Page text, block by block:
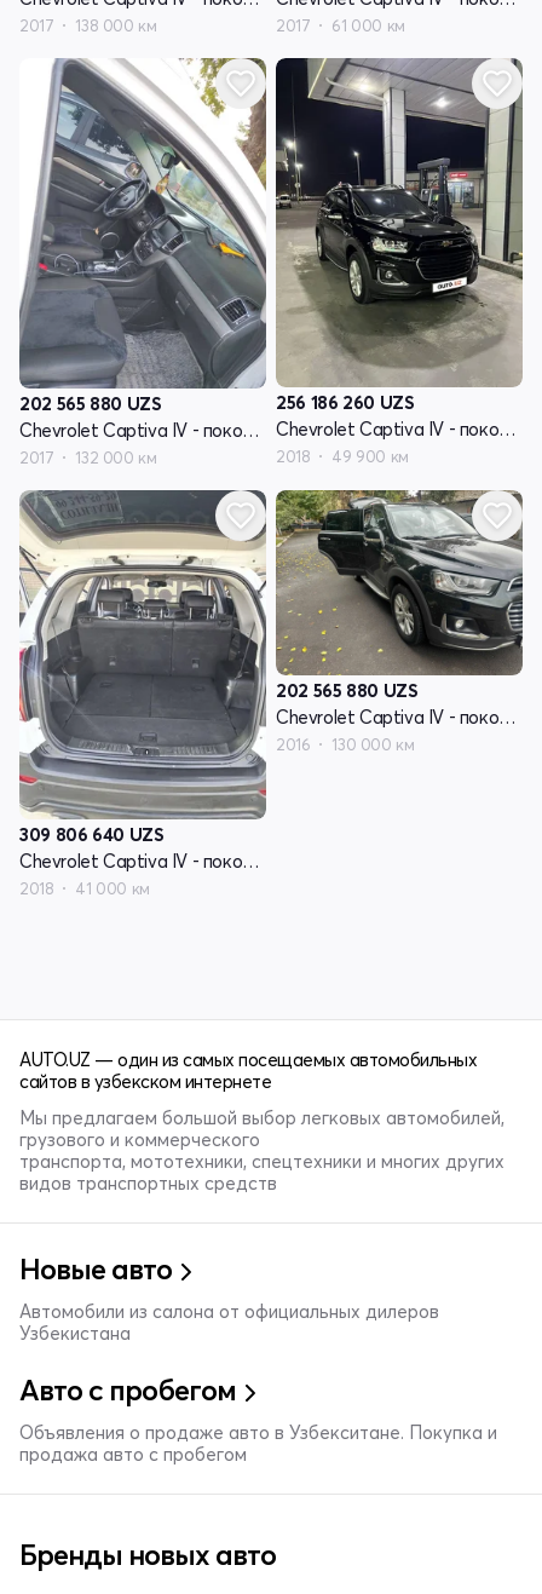
2017 138 000 км 2017 61 000 км
202 565 880 UZS
Chevrolet Captiva IV - поколение
2017 132 000 км
256 186 260 UZS
Chevrolet Captiva IV - поколение
2018 49 900 км
309 806 640 UZS
Chevrolet Captiva IV - поколение
2018 41 000 км
202 565 880 UZS
Chevrolet Captiva IV - поколение
2016 130 000 км
AUTO.UZ — один из самых посещаемых автомобильных
сайтов в узбекском интернете
Мы предлагаем большой выбор легковых автомобилей,
грузового и коммерческого
транспорта, мототехники, спецтехники и многих других
видов транспортных средств
Новые авто
Автомобили из салона от официальных дилеров
Узбекистана
Авто с пробегом
Объявления о продаже авто в Узбекситане. Покупка и
продажа авто с пробегом
Бренды новых авто